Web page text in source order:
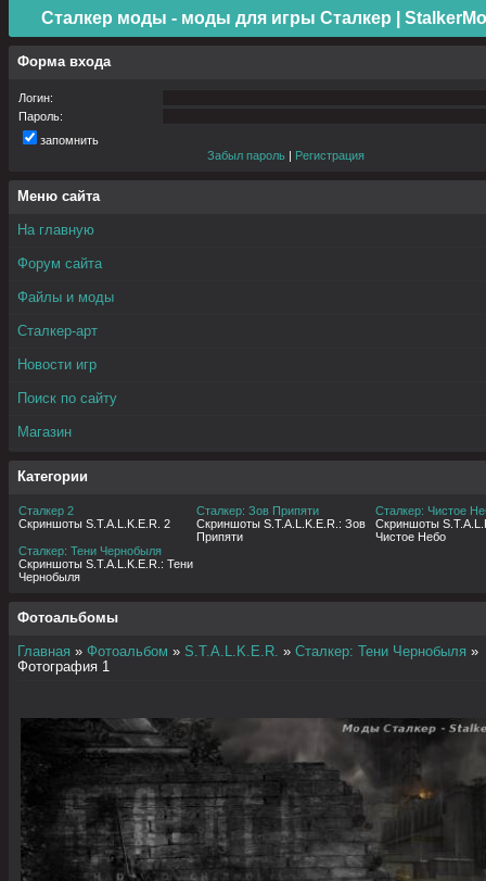
Сталкер моды - моды для игры Сталкер |
Форма входа
Логин:
Пароль:
запомнить
Забыл пароль | Регистрация
Меню сайта
На главную
Форум сайта
Файлы и моды
Сталкер-арт
Новости игр
Поиск по сайту
Магазин
Категории
Сталкер 2
Скриншоты S.T.A.L.K.E.R. 2
Сталкер: Зов Припяти
Скриншоты S.T.A.L.K.E.R.: Зов
Припяти
Сталкер: Чистое
Скриншоты
Чистое Небо
Сталкер: Тени Чернобыля
Скриншоты S.T.A.L.K.E.R.: Тени
Чернобыля
Фотоальбомы
Главная » Фотоальбом » S.T.A.L.K.E.R. » Сталкер: Тени Чернобыля »
Фотография 1